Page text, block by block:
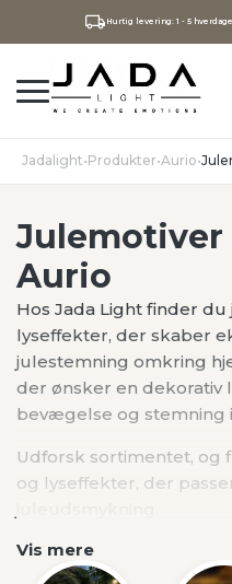
Hurtig levering: 1 - 5 hverdage
Jadalight•Produkter•Aurio•
Julemotiver
Aurio
Hos Jada Light finder
lyseffekter, der skaber
julestemning omkring
der ønsker en dekorativ
bevægelse og stemning
Udforsk sortimentet, og
og lyseffekter, der
Vis mere